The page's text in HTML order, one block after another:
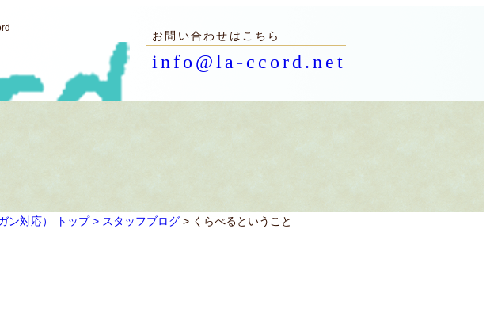
お問い合わせはこちら
info@la-ccord.net
ン対応） トップ > スタッフブログ > くらべるということ